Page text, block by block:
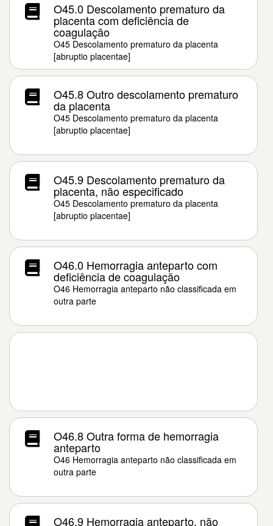
O45.0 Descolamento prematuro da
placenta com deficiência de
coagulação
O45 Descolamento prematuro da placenta
[abruptio placentae]
O45.8 Outro descolamento prematuro
da placenta
O45 Descolamento prematuro da placenta
[abruptio placentae]
O45.9 Descolamento prematuro da
placenta, não especificado
O45 Descolamento prematuro da placenta
[abruptio placentae]
O46.0 Hemorragia anteparto com
deficiência de coagulação
O46 Hemorragia anteparto não classificada em
outra parte
O46.8 Outra forma de hemorragia
anteparto
O46 Hemorragia anteparto não classificada em
outra parte
O46.9 Hemorragia anteparto, não